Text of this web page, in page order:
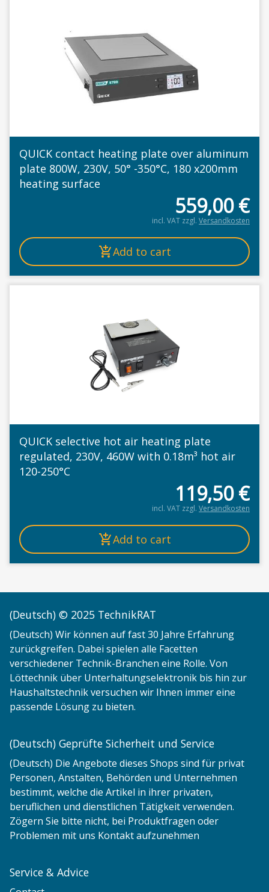
QUICK contact heating plate over aluminum
plate 800W, 230V, 50° -350°C, 180 x200mm
heating surface
559,00€
incl. VAT zzgl. Versandkosten
Add to cart
QUICK selective hot air heating plate
regulated, 230V, 460W with 0.18m³ hot air
120-250°C
119,50€
incl. VAT zzgl. Versandkosten
Add to cart
(Deutsch) © 2025 TechnikRAT
(Deutsch) Wir können auf fast 30 Jahre Erfahrung
zurückgreifen. Dabei spielen alle Facetten
verschiedener Technik-Branchen eine Rolle. Von
Löttechnik über Unterhaltungselektronik bis hin zur
Haushaltstechnik versuchen wir Ihnen immer eine
passende Lösung zu bieten.
Service & Advice
(Deutsch) Geprüfte Sicherheit und Service
(Deutsch) Die Angebote dieses Shops sind für privat
Personen, Anstalten, Behörden und Unternehmen
bestimmt, welche die Artikel in ihrer privaten,
beruflichen und dienstlichen Tätigkeit verwenden.
Zögern Sie bitte nicht, bei Produktfragen oder
Problemen mit uns Kontakt aufzunehmen